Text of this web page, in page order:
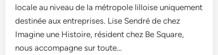
locale au niveau de la métropole lilloise uniquement
destinée aux entreprises. Lise Sendré de chez
Imagine une Histoire, résident chez Be Square,
nous accompagne sur toute…